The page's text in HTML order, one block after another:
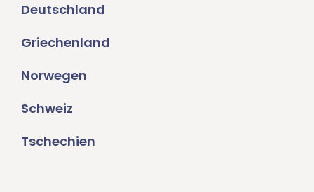
Deutschland
Griechenland
Norwegen
Schweiz
Tschechien